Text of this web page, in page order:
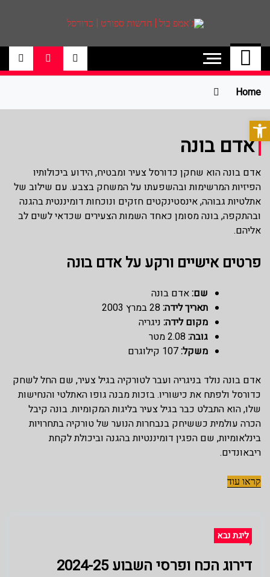
פתח סרגל נגישות
ג'אמפ בול | חדשות
ספורט | כדורסל
אתר גאמפ בול ישראל אתר חדשות ספורט
כדורסל האתר מסקר את ליגות הכדורסל
הטובות בעולם ליגת הנבא, ליגת העל
בכדורסל , יורוליג, ועוד. לפרטים היכנסו לאתר
Home
אדם בונה
אדם בונה הוא שחקן כדורסל צעיר ומבטיח, הידוע ביכולותיו
הפיזיות המרשימות ובהשפעתו על המשחק בצבע. עם שילוב של
אתלטיות גבוהה, אינסטינקטים חזקים ונוכחות דומיננטית בהגנה
ובהתקפה, בונה מסומן כאחד השמות הצעירים שכדאי לשים לב
אליהם.
פרטים אישיים ורקע על אדם בונה
שם:אדם בונה
תאריך לידה:
מקום לידה: ניגריה
גובה:
משקל:
אדם בונה נולד בניגריה ועבר לטורקיה בגיל צעיר, שם החל לשחק
כדורסל ולפתח את כישוריו. בזכות מבנה גופו האתלטי והנחישות
שלו, הוא התבלט כבר בגיל צעיר בליגות המקומיות. בונה קיבל
הכרה עולמית כששיחק בנבחרות הנוער של טורקיה בתחרויות
בינלאומיות, שם הפגין דומיננטיות בהגנה וביכולת לקחת
ריבאונדים.
קראו עוד
ליגת נבא
דירוג הכח ופרסי השבוע 2024-25